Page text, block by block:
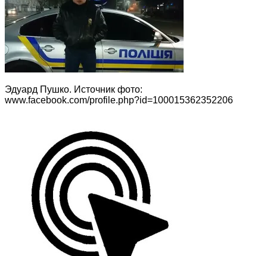
Эдуард Пушко. Источник фото:
www.facebook.com/profile.php?id=100015362352206